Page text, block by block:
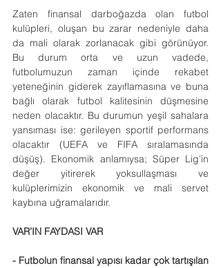
Zaten finansal darboğazda olan futbol
kulüpleri, oluşan bu zarar nedeniyle daha
da mali olarak zorlanacak gibi görünüyor.
Bu durum orta ve uzun vadede,
futbolumuzun zaman içinde rekabet
yeteneğinin giderek zayıflamasına ve buna
bağlı olarak futbol kalitesinin düşmesine
neden olacaktır. Bu durumun yeşil sahalara
yansıması ise: gerileyen sportif performans
olacaktır (UEFA ve FIFA sıralamasında
düşüş). Ekonomik anlamıysa; Süper Lig’in
değer yitirerek yoksullaşması ve
kulüplerimizin ekonomik ve mali servet
kaybına uğramalarıdır.
VAR’IN FAYDASI VAR
- Futbolun finansal yapısı kadar çok tartışılan